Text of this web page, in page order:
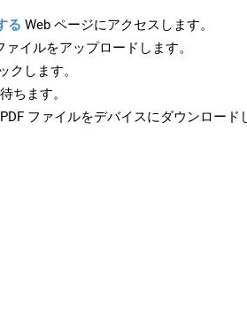
る Web ページにアクセスします。
イルをアップロードします。
クします。
ちます。
ファイルをデバイスにダウンロード